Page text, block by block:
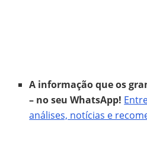
A informação que os
– no seu WhatsApp!
análises, notícias e